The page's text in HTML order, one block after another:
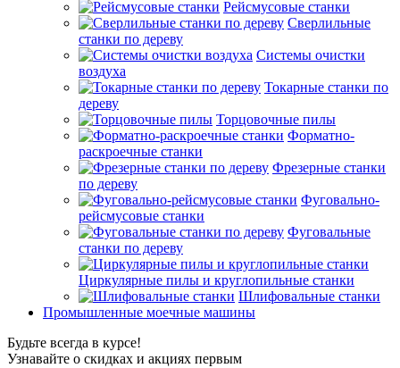
Рейсмусовые станки
Сверлильные
станки по дереву
Системы очистки
воздуха
Токарные станки по
дереву
Торцовочные пилы
Форматно-
раскроечные станки
Фрезерные станки
по дереву
Фуговально-
рейсмусовые станки
Фуговальные
станки по дереву
Циркулярные пилы и круглопильные станки
Шлифовальные станки
Промышленные моечные машины
Будьте всегда в курсе!
Узнавайте о скидках и акциях первым